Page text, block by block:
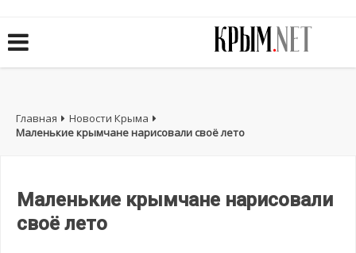
Главная
Новости Крыма
Маленькие крымчане нарисовали своё лето
Маленькие крымчане нарисовали
своё лето